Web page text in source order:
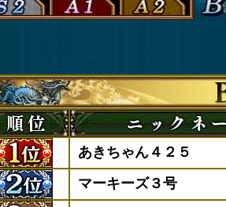
あきちゃん４２５
マーキーズ３号